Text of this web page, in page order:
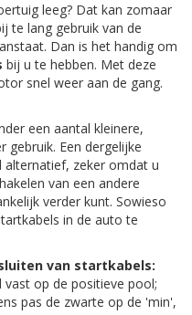
leeg? Dat kan zomaar
te lang gebruik van de
Dan is het handig om
bij u te hebben. Met deze
snel weer aan de gang.
een aantal kleinere,
gebruik. Een dergelijke
alternatief, zeker omdat u
van een andere
verder kunt. Sowieso
in de auto te
van startkabels:
op de positieve pool;
pas de zwarte op de 'min',